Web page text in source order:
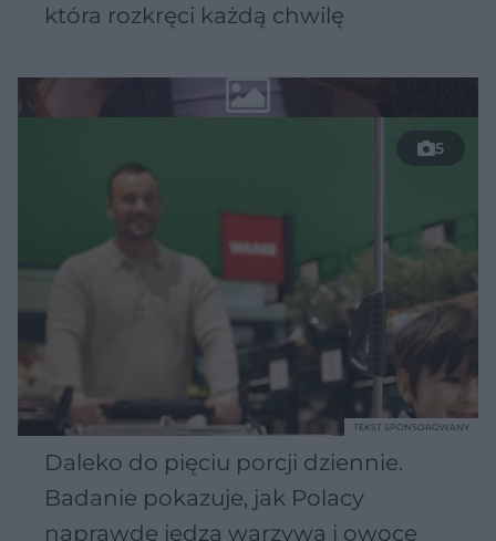
która rozkręci każdą chwilę
5
Daleko do pięciu porcji dziennie.
Badanie pokazuje, jak Polacy
naprawdę jedzą warzywa i owoce
TEKST SPONSOROWANY